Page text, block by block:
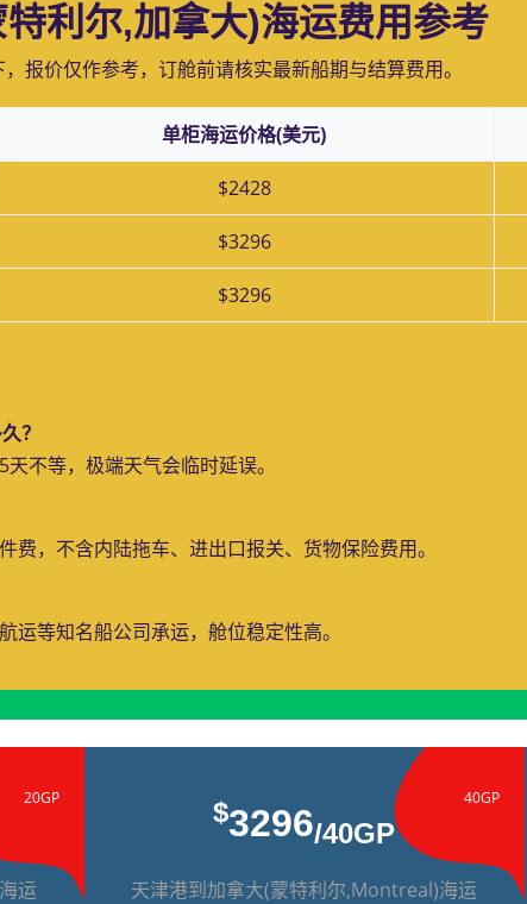
利尔,加拿大)海运费用参考
报价仅作参考，订舱前请核实最新船期与结算费用。
单柜海运价格(美元)
$2428
$3296
$3296
？
不等，极端天气会临时延误。
，不含内陆拖车、进出口报关、货物保险费用。
等知名船公司承运，舱位稳定性高。
20GP
运
40GP
$3296/40GP
天津港到加拿大(蒙特利尔,Montreal)海运